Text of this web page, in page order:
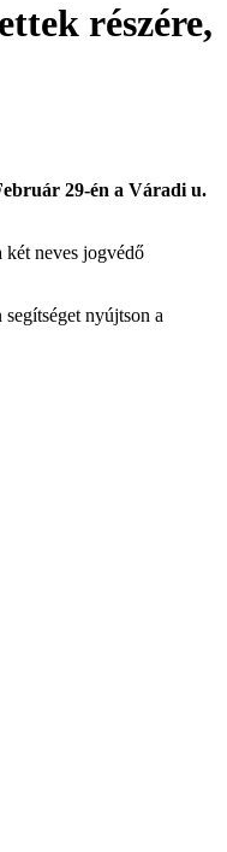
részére,
29-én a Váradi u.
két neves jogvédő
nyújtson a